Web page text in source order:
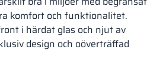
komfort och funktionalitet.
i härdat glas och njut av
design och oöverträffad